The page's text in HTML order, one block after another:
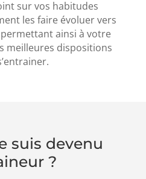
sur vos habitudes
les faire évoluer vers
ainsi à votre
meilleures dispositions
suis devenu
?